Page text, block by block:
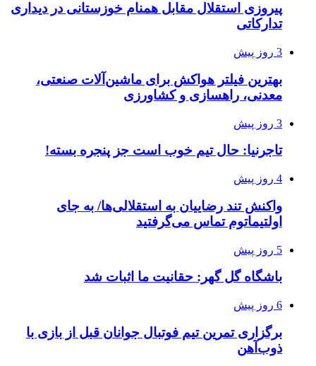
پیروزی استقلال مقابل همنام خوزستانی در دیداری
تدارکاتی
3 روز پیش
بهترین فیلتر هواکش برای ماشین‌آلات صنعتی،
معدنی، راهسازی و کشاورزی
3 روز پیش
تاجرنیا: حال تیم خوب است جز پنجره بسته!
4 روز پیش
واکنش تند رضاییان به استقلالی‌ها/ به جای
اولتیماتوم تماس می‌گرفتید
5 روز پیش
باشگاه گل گهر: حقانیت ما اثبات شد
6 روز پیش
برگزاری تمرین تیم فوتبال جوانان قبل از بازی با
ذوب‌آهن